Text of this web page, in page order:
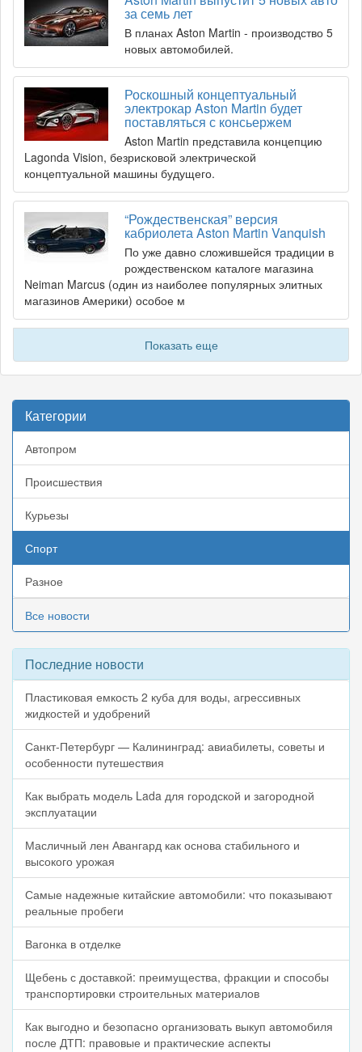
за семь лет
В планах Aston Martin - производство 5
новых автомобилей.
Роскошный концептуальный
электрокар Aston Martin будет
поставляться с консьержем
Aston Martin представила концепцию
Lagonda Vision, безрисковой электрической
концептуальной машины будущего.
“Рождественская” версия
кабриолета Aston Martin Vanquish
По уже давно сложившейся традиции в
рождественском каталоге магазина
Neiman Marcus (один из наиболее популярных элитных
магазинов Америки) особое м
Показать еще
Категории
Автопром
Происшествия
Курьезы
Спорт
Разное
Все новости
Последние новости
Пластиковая емкость 2 куба для воды, агрессивных
жидкостей и удобрений
Санкт-Петербург — Калининград: авиабилеты, советы и
особенности путешествия
Как выбрать модель Lada для городской и загородной
эксплуатации
Масличный лен Авангард как основа стабильного и
высокого урожая
Самые надежные китайские автомобили: что показывают
реальные пробеги
Вагонка в отделке
Щебень с доставкой: преимущества, фракции и способы
транспортировки строительных материалов
Как выгодно и безопасно организовать выкуп автомобиля
после ДТП: правовые и практические аспекты